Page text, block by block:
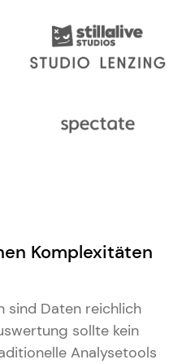
Komplexitäten
sind Daten reichlich
sollte kein
Analysetools